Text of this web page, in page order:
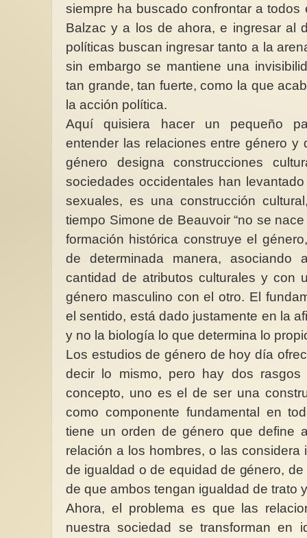
siempre ha buscado confrontar a
Balzac y a los de ahora, e ingresar al
políticas buscan ingresar tanto a la
sin embargo se mantiene una
tan grande, tan fuerte, como la que
la acción política.
Aquí quisiera hacer un pequeño
entender las relaciones entre género y
género designa construcciones
sociedades occidentales han
sexuales, es una construcción
tiempo Simone de Beauvoir “no se
formación histórica construye el
de determinada manera,
cantidad de atributos culturales y con
género masculino con el otro. El
el sentido, está dado justamente en la
y no la biología lo que determina lo
Los estudios de género de hoy día
decir lo mismo, pero hay dos
concepto, uno es el de ser una
como componente fundamental en
tiene un orden de género que define
relación a los hombres, o las considera
de igualdad o de equidad de género,
de que ambos tengan igualdad de trato
Ahora, el problema es que las
nuestra sociedad se transforman en
Por la Paz ¡¡